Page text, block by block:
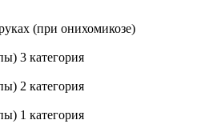
(при онихомикозе)
3 категория
2 категория
1 категория